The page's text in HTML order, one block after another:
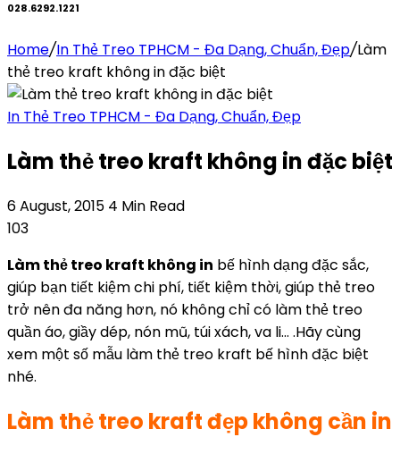
028.6292.1221
Home/In Thẻ Treo TPHCM - Đa Dạng, Chuẩn, Đẹp/Làm
thẻ treo kraft không in đặc biệt
In Thẻ Treo TPHCM - Đa Dạng, Chuẩn, Đẹp
Làm thẻ treo kraft không in đặc biệt
6 August, 2015 4 Min Read
103
Làm thẻ treo kraft không in bế hình dạng đặc sắc,
giúp bạn tiết kiệm chi phí, tiết kiệm thời, giúp thẻ treo
trở nên đa năng hơn, nó không chỉ có làm thẻ treo
quần áo, giầy dép, nón mũ, túi xách, va li… .Hãy cùng
xem một số mẫu làm thẻ treo kraft bế hình đặc biệt
nhé.
Làm thẻ treo kraft đẹp không cần in